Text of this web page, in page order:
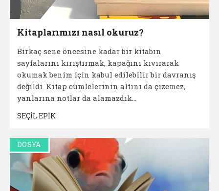
Kitaplarımızı nasıl okuruz?
Birkaç sene öncesine kadar bir kitabın
sayfalarını kırıştırmak, kapağını kıvırarak
okumak benim için kabul edilebilir bir davranış
değildi. Kitap cümlelerinin altını da çizemez,
yanlarına notlar da alamazdık...
SEÇİL EPİK
DOSYA